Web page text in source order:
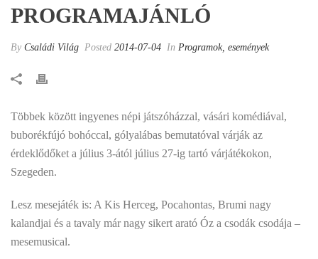
PROGRAMAJÁNLÓ
By Családi Világ Posted 2014-07-04 In Programok, események
Többek között ingyenes népi játszóházzal, vásári komédiával,
buborékfújó bohóccal, gólyalábas bemutatóval várják az
érdeklődőket a július 3-ától július 27-ig tartó várjátékokon,
Szegeden.
Lesz mesejáték is: A Kis Herceg, Pocahontas, Brumi nagy
kalandjai és a tavaly már nagy sikert arató Óz a csodák csodája –
mesemusical.